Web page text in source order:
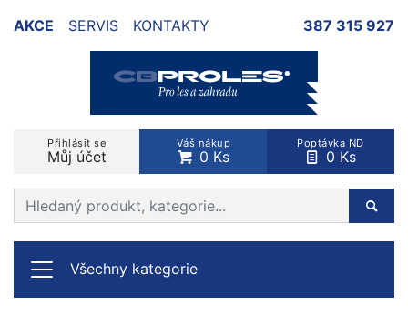
AKCE SERVIS KONTAKTY 387 315 927
Přihlásit se
Můj účet
Váš nákup
0 Ks
Poptávka ND
0 Ks
Prohledat web
Všechny kategorie